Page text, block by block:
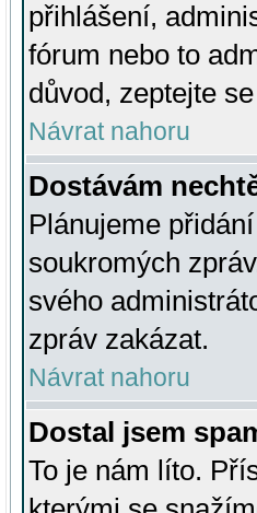
přihlášení,
fórum nebo to
důvod, zeptejte
Návrat nahoru
Dostávám
Plánujeme
soukromých
svého
zpráv zakázat.
Návrat nahoru
Dostal jsem
To je nám líto.